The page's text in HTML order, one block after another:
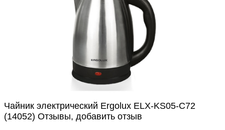
Чайник электрический Ergolux ELX-KS05-C72
(14052) Отзывы, добавить отзыв